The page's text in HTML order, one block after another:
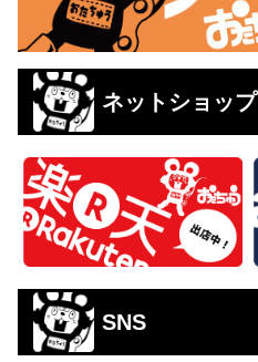
ネットショップ
SNS